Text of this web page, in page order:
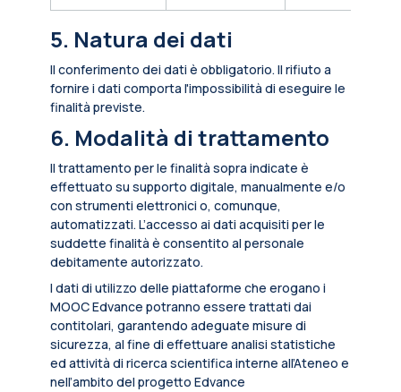
5. Natura dei dati
Il conferimento dei dati è obbligatorio. Il rifiuto a
fornire i dati comporta l'impossibilità di eseguire le
finalità previste.
6. Modalità di trattamento
Il trattamento per le finalità sopra indicate è
effettuato su supporto digitale, manualmente e/o
con strumenti elettronici o, comunque,
automatizzati. L’accesso ai dati acquisiti per le
suddette finalità è consentito al personale
debitamente autorizzato.
I dati di utilizzo delle piattaforme che erogano i
MOOC Edvance potranno essere trattati dai
contitolari, garantendo adeguate misure di
sicurezza, al fine di effettuare analisi statistiche
ed attività di ricerca scientifica interne all’Ateneo e
nell’ambito del progetto Edvance